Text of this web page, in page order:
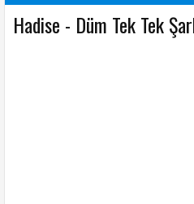
Hadise - Düm Tek Tek